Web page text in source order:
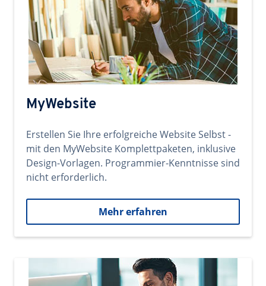
MyWebsite
Erstellen Sie Ihre erfolgreiche Website Selbst -
mit den MyWebsite Komplettpaketen, inklusive
Design-Vorlagen. Programmier-Kenntnisse sind
nicht erforderlich.
Mehr erfahren